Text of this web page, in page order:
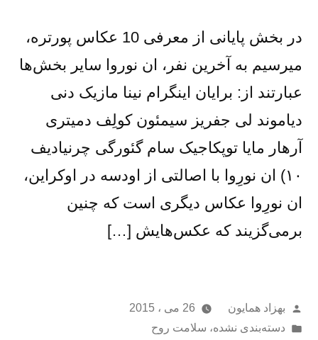
در بخش پایانی از معرفی 10 عکاس پورتره،
میرسیم به آخرین نفر، ان نوروا سایر بخش‌ها
عبارتند از: برایان اینگرام نینا مازیک دنی
دیاموند لی جفریز سیمئون کولِف دمیتری
آرهار مایا توپکاجیک سام گئورگی چرنیادیف
۱۰) ان نورِوا با اصالتی از اودسه در اوکراین،
ان نورِوا عکاس دیگری است که چنین
برمی‌گزیند که عکس‌هایش […]
از
بهزاد همایون
26 می ، 2015
ارسال
دسته‌بندی نشده، سلامت روح